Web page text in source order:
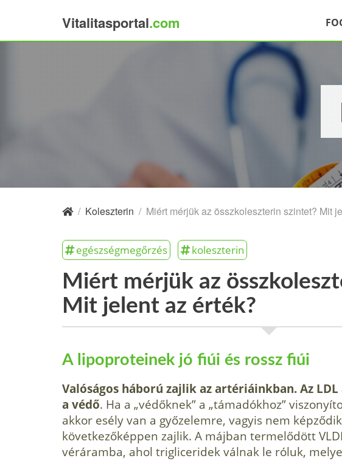
Vitalitasportal.com
/ Koleszterin / Miért mérjük az összkoleszterin szintet? Mit
egészségmegőrzés koleszterin
Miért mérjük az
Mit jelent az érték?
A lipoproteinek jó fiúi és rossz fiúi
Valóságos háború zajlik az artériáinkban. Az
a védő. Ha a „védőknek” a „támadókhoz”
akkor esély van a győzelemre, vagyis nem
következőképpen zajlik. A májban termelődött
véráramba, ahol trigliceridek válnak le róluk,
×